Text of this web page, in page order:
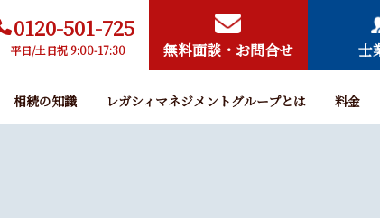
0120-501-725
平日/土日祝 9:00-17:30 無料面談・お問合せ 士
相続の知識 レガシィマネジメントグループとは 料金